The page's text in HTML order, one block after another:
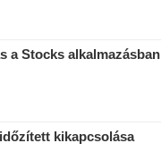
a Stocks alkalmazásban
kikapcsolása